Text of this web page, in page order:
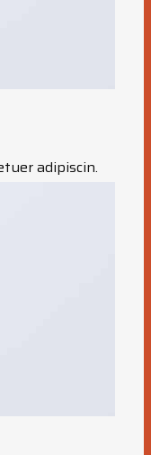
adipiscin.